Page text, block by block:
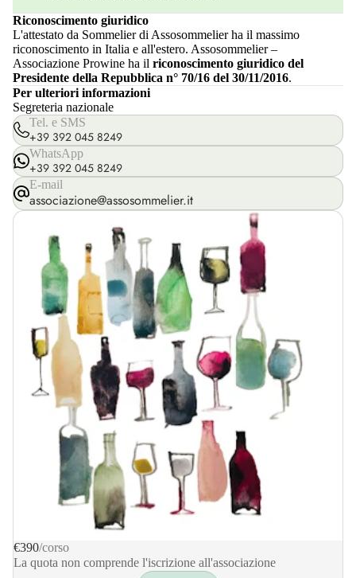
Riconoscimento giuridico
L'attestato da Sommelier di Assosommelier ha il massimo
riconoscimento in Italia e all'estero. Assosommelier –
Associazione Prowine ha il riconoscimento giuridico del
Presidente della Repubblica n° 70/16 del 30/11/2016.
Per ulteriori informazioni
Segreteria nazionale
Tel. e SMS
+39 392 045 8249
WhatsApp
+39 392 045 8249
E-mail
associazione@assosommelier.it
€390/corso
La quota non comprende l'iscrizione all'associazione